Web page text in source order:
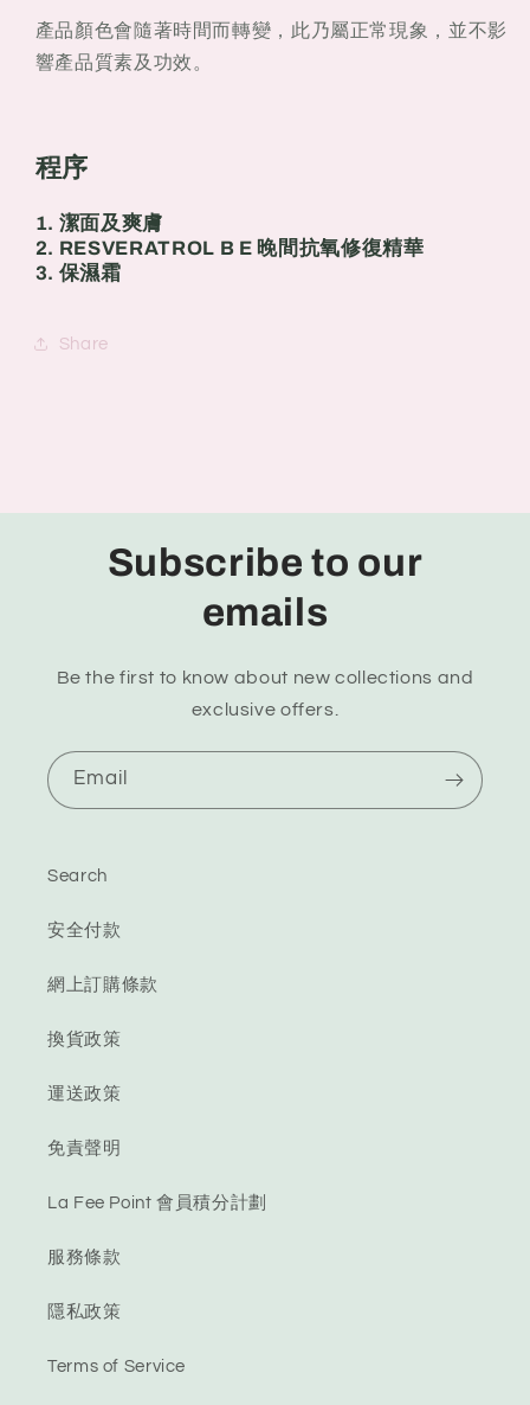
產品顏色會隨著時間而轉變，此乃屬正常現象，並不影
響產品質素及功效。
程序
1. 潔面及爽膚
2. RESVERATROL B E 晚間抗氧修復精華
3. 保濕霜
Share
Subscribe to our
emails
Be the first to know about new collections and
exclusive offers.
Email
Search
安全付款
網上訂購條款
換貨政策
運送政策
免責聲明
La Fee Point 會員積分計劃
服務條款
隱私政策
Terms of Service